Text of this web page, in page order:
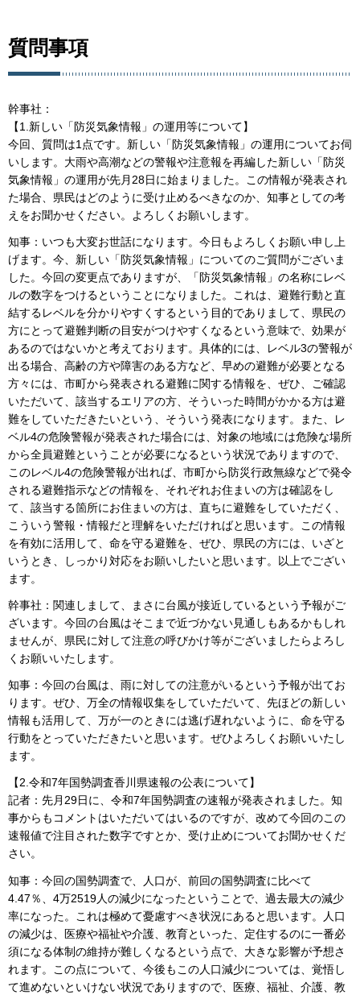
質問事項
幹事社：
【1.新しい「防災気象情報」の運用等について】
今回、質問は1点です。新しい「防災気象情報」の運用についてお伺
いします。大雨や高潮などの警報や注意報を再編した新しい「防災
気象情報」の運用が先月28日に始まりました。この情報が発表され
た場合、県民はどのように受け止めるべきなのか、知事としての考
えをお聞かせください。よろしくお願いします。
知事：いつも大変お世話になります。今日もよろしくお願い申し上
げます。今、新しい「防災気象情報」についてのご質問がございま
した。今回の変更点でありますが、「防災気象情報」の名称にレベ
ルの数字をつけるということになりました。これは、避難行動と直
結するレベルを分かりやすくするという目的でありまして、県民の
方にとって避難判断の目安がつけやすくなるという意味で、効果が
あるのではないかと考えております。具体的には、レベル3の警報が
出る場合、高齢の方や障害のある方など、早めの避難が必要となる
方々には、市町から発表される避難に関する情報を、ぜひ、ご確認
いただいて、該当するエリアの方、そういった時間がかかる方は避
難をしていただきたいという、そういう発表になります。また、レ
ベル4の危険警報が発表された場合には、対象の地域には危険な場所
から全員避難ということが必要になるという状況でありますので、
このレベル4の危険警報が出れば、市町から防災行政無線などで発令
される避難指示などの情報を、それぞれお住まいの方は確認をし
て、該当する箇所にお住まいの方は、直ちに避難をしていただく、
こういう警報・情報だと理解をいただければと思います。この情報
を有効に活用して、命を守る避難を、ぜひ、県民の方には、いざと
いうとき、しっかり対応をお願いしたいと思います。以上でござい
ます。
幹事社：関連しまして、まさに台風が接近しているという予報がご
ざいます。今回の台風はそこまで近づかない見通しもあるかもしれ
ませんが、県民に対して注意の呼びかけ等がございましたらよろし
くお願いいたします。
知事：今回の台風は、雨に対しての注意がいるという予報が出てお
ります。ぜひ、万全の情報収集をしていただいて、先ほどの新しい
情報も活用して、万が一のときには逃げ遅れないように、命を守る
行動をとっていただきたいと思います。ぜひよろしくお願いいたし
ます。
【2.令和7年国勢調査香川県速報の公表について】
記者：先月29日に、令和7年国勢調査の速報が発表されました。知
事からもコメントはいただいてはいるのですが、改めて今回のこの
速報値で注目された数字ですとか、受け止めについてお聞かせくだ
さい。
知事：今回の国勢調査で、人口が、前回の国勢調査に比べて
4.47％、4万2519人の減少になったということで、過去最大の減少
率になった。これは極めて憂慮すべき状況にあると思います。人口
の減少は、医療や福祉や介護、教育といった、定住するのに一番必
須になる体制の維持が難しくなるという点で、大きな影響が予想さ
れます。この点について、今後もこの人口減少については、覚悟し
て進めないといけない状況でありますので、医療、福祉、介護、教